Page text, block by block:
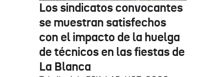
Los sindicatos convocantes
se muestran satisfechos
con el impacto de la huelga
de técnicos en las fiestas de
La Blanca